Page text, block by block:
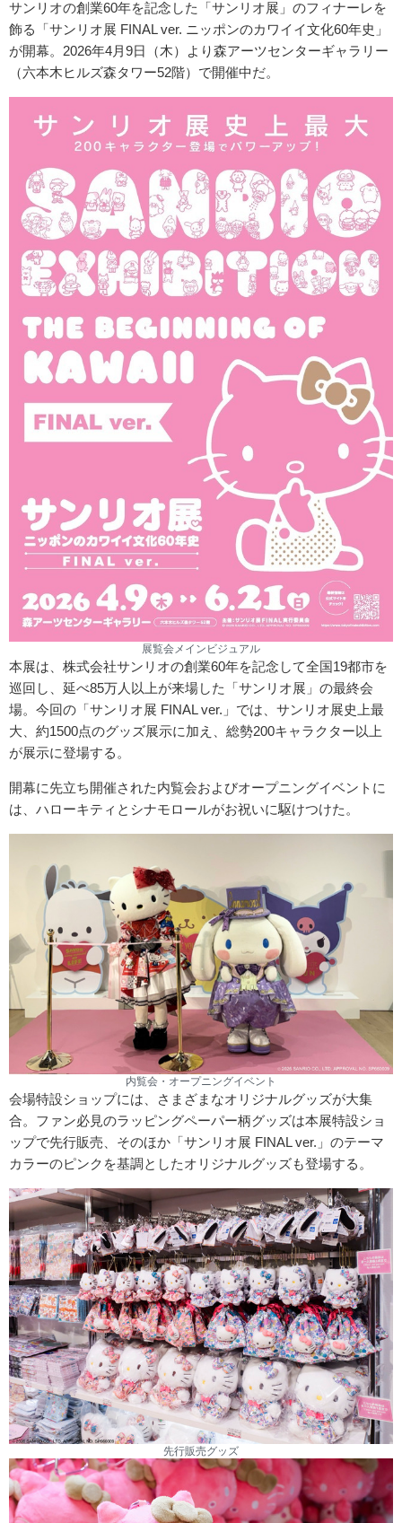
サンリオの創業60年を記念した「サンリオ展」のフィナーレを
飾る「サンリオ展 FINAL ver. ニッポンのカワイイ文化60年史」
が開幕。2026年4月9日（木）より森アーツセンターギャラリー
（六本木ヒルズ森タワー52階）で開催中だ。
展覧会メインビジュアル
本展は、株式会社サンリオの創業60年を記念して全国19都市を
巡回し、延べ85万人以上が来場した「サンリオ展」の最終会
場。今回の「サンリオ展 FINAL ver.」では、サンリオ展史上最
大、約1500点のグッズ展示に加え、総勢200キャラクター以上
が展示に登場する。
開幕に先立ち開催された内覧会およびオープニングイベントに
は、ハローキティとシナモロールがお祝いに駆けつけた。
内覧会・オープニングイベント
会場特設ショップには、さまざまなオリジナルグッズが大集
合。ファン必見のラッピングペーパー柄グッズは本展特設ショ
ップで先行販売、そのほか「サンリオ展 FINAL ver.」のテーマ
カラーのピンクを基調としたオリジナルグッズも登場する。
先行販売グッズ